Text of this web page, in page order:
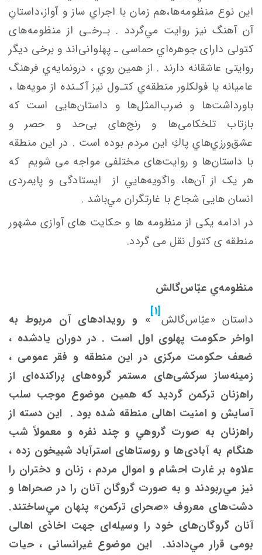
این نوع منظومه‌ها،هم زمان با اجراي ساز و آواز،داستانِ
آن آهنگ نیز روايت مي‌گردد . بـرخـی از منظومه‌های
کتولی دارای جوهره‌اي حماسی ـ پهلوانی‌اند و برخی دیگر
روایتی عاشقانه دارند . از همین روي ، درونمايه‌ي فرهنگ
عاميانه يا فولكلور منطقه‌ي ‌کتـول نیز آکـنده از مویه‌ها ،
باورداشت‌ها و ضرب‌المثل‌ها و داستان‌هایی است که
بازتاب تلخکامی‌ها و رنج‌های بی‌حد و حصر و
عشق‌ورزي‌هاي پاكِ این مردم بوده ‌است . در اين منطقه
با داستان‌ها و روایت‌های مختلفی مواجه‌ می شویم که
هر یک از آن‌ها، واگويه‌هايي از ایستادگی و پایمردی
انسان هایی شجاع با غارتگران مي‌باشد .
در ادامه یکی از منظومه ها و حکایت های آوازی مشهور
منطقه ی کتول نقل می گردد.
منظومه‌یِ عبّاس‌گالش
داستان «عبّاس‌گالش[1] » و رویدادهای آن مربوط به
اواخر حکومت پهلوی اول است . در دوران یادشده ،
ضعف حکومت مرکزی در این منطقه و فقر عمومی ،
زمینه‌ساز سرکشی‌های مستمر گروه‌های پراکنده‌ای از
راهزنان ترکمن گردید که همين موضوع موجب سلب
آسایش و امنیت اهالی منطقه شده ‌بود . این دسته از
راهزنان به صورت گروهي و چند نفره و معمولاً شب
هنگام به آبادی‌ها و روستاهای استرآباد شبیخون زده ،
علاوه بر غارت احشام و اموال مردم ، زنان و دختران را
نیز مي‌‌ربودند و به صورت گروگان آنان را در صحراها و
دشت‌های معروف «صحرای ترکمن» پنهان مي‌ساختند.
آنان گروگان‌های خود را وسیله‌ای جهت‌ اخاذی اهالی
‌بومی قرار مي‌دادند. این موضوع غیرانسانی ، حیات